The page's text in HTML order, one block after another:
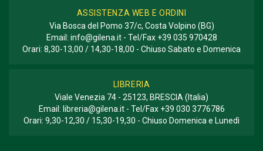
ASSISTENZA WEB E ORDINI
Via Bosca del Pomo 37/c, Costa Volpino (BG)
Email: info@gilena.it- Tel/Fax +39 035 970428
Orari: 8,30-13,00 / 14,30-18,00 - Chiuso Sabato e Domenica
LIBRERIA
Viale Venezia 74 - 25123, BRESCIA (Italia)
Email: libreria@gilena.it- Tel/Fax +39 030 3776786
Orari: 9,30-12,30 / 15,30-19,30 - Chiuso Domenica e Lunedì